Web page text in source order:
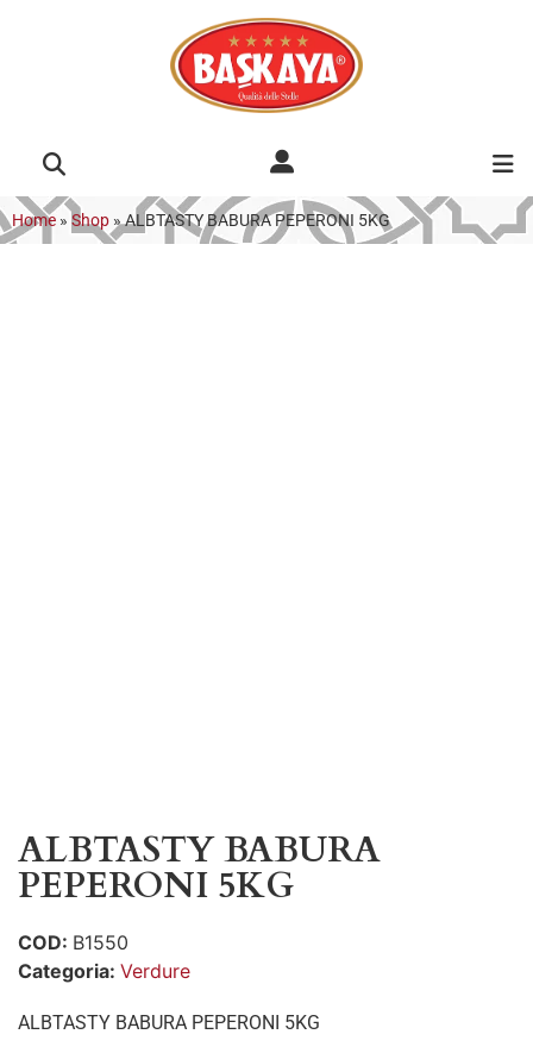
Home » Shop »ALBTASTY BABURA PEPERONI 5KG
ALBTASTY BABURA
PEPERONI 5KG
COD: B1550
Categoria: Verdure
ALBTASTY BABURA PEPERONI 5KG